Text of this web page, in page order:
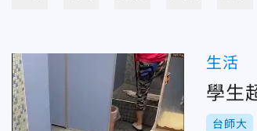
生活
學生
台師大